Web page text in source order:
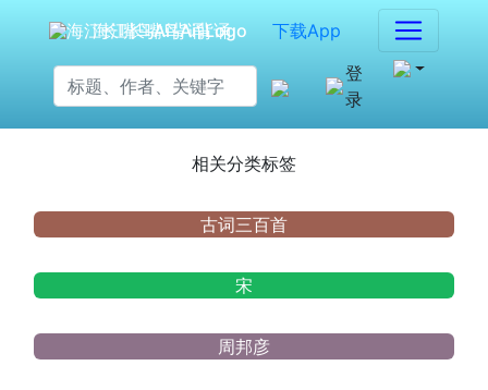
海江长嘴鸟Ai背诵
下载App
登
录
相关分类标签
古词三百首
宋
周邦彦